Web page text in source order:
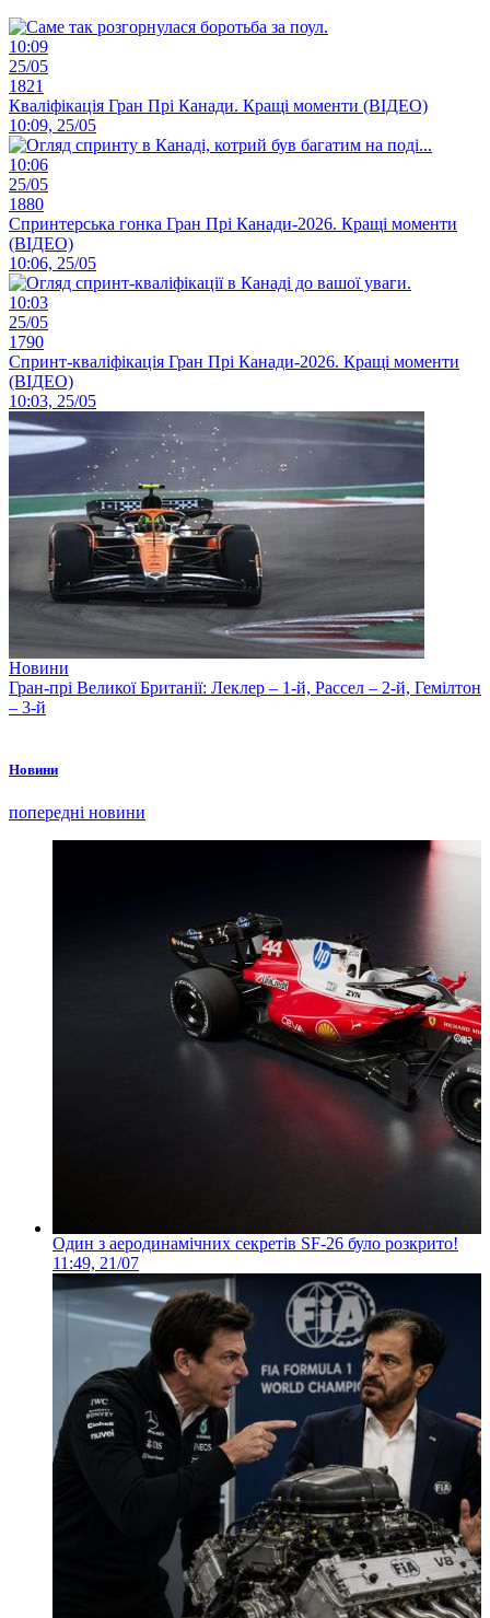
10:09
25/05
1821
Кваліфікація Гран Прі Канади. Кращі моменти (ВІДЕО)
10:09, 25/05
10:06
25/05
1880
Спринтерська гонка Гран Прі Канади-2026. Кращі моменти
(ВІДЕО)
10:06, 25/05
10:03
25/05
1790
Спринт-кваліфікація Гран Прі Канади-2026. Кращі моменти
(ВІДЕО)
10:03, 25/05
Новини
Гран-прі Великої Британії: Леклер – 1-й, Рассел – 2-й, Гемілтон
– 3-й
Новини
попередні новини
Один з аеродинамічних секретів SF-26 було розкрито!
11:49, 21/07